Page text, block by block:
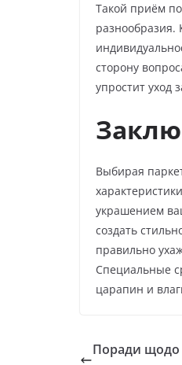
Такой приём
сторону
упростит уход
Выбирая
украшением
создать
правильно
Специальные
царапин и
Поради щодо